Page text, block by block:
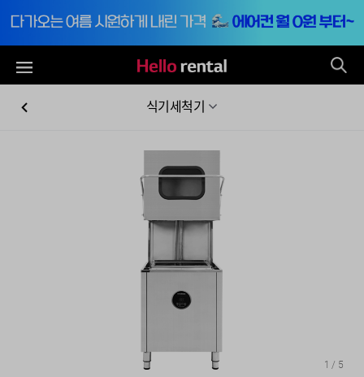
식기세척기
1 / 5